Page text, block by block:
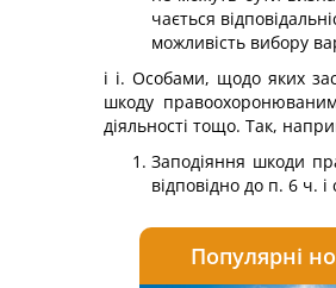
чається
можливість вибору
і і. Особами, щодо яких
шкоду правоохоронюваним
діяльності тощо. Так,
Заподіяння шкоди
відпо­відно до п. 6 ч. і
Популярні